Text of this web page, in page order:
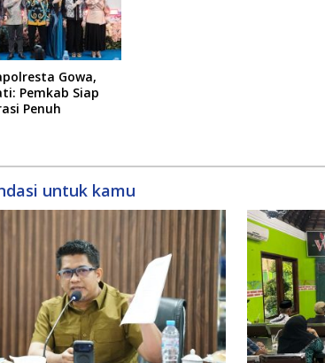
Gowa,
Pemkab Siap
Penuh
untuk kamu